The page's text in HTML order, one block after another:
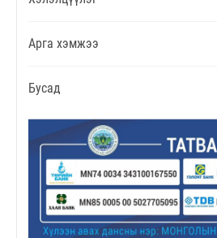
Арга хэмжээ
Бусад